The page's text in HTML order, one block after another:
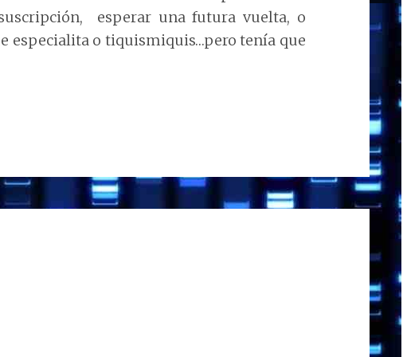
esperar una futura vuelta, o
especialita o tiquismiquis…pero tenía que